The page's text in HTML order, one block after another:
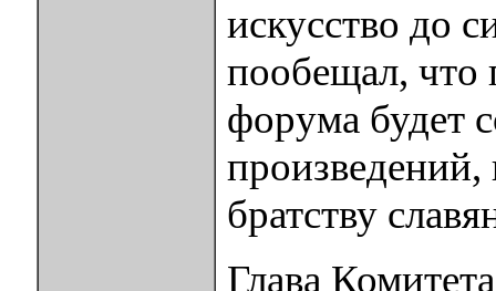
искусство до
пообещал, что
форума будет
братству
Глава